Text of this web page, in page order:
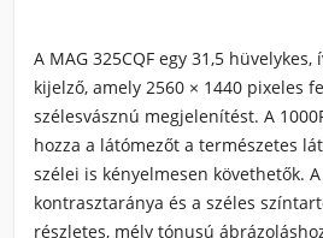
A MAG 325CQF egy 31,5
kijelző, amely 2560 × 1440 pixeles
szélesvásznú megjelenítést. A
hozza a látómezőt a természetes
szélei is kényelmesen követhetők.
kontrasztaránya és a széles
részletes, mély tónusú